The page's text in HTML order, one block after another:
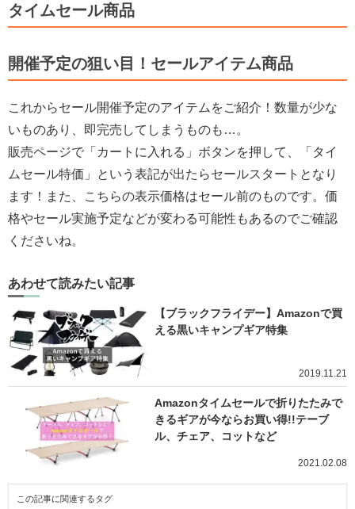
タイムセール商品
開催予定の狙い目！セールアイテム商品
これからセール開催予定のアイテムをご紹介！数量が少な
いものあり、即完売してしまうものも…。
販売ページで「カートに入れる」ボタンを押して、「タイ
ムセール特価」という表記が出たらセールスタートとなり
ます！また、こちらの表示価格はセール前のものです。価
格やセール実施予定などが変わる可能性もあるのでご確認
くださいね。
あわせて読みたい記事
【ブラックフライデー】Amazonで買
える黒いキャンプギア特集
2019.11.21
Amazonタイムセールで折りたたみで
きるギアが今ならお買い得!!テーブ
ル、チェア、コットなど
2021.02.08
この記事に関連するタグ